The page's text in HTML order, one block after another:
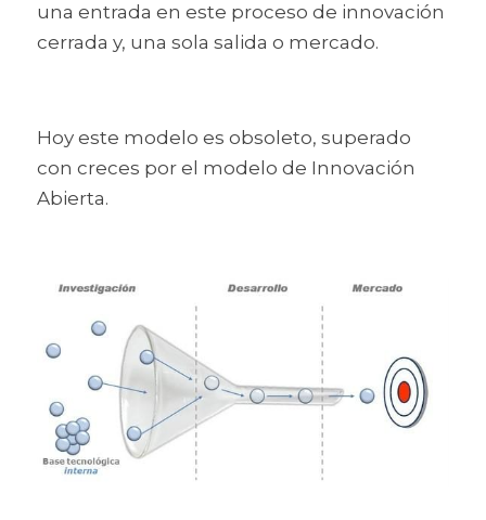
una entrada en este proceso de innovación
cerrada y, una sola salida o mercado.
Hoy este modelo es obsoleto, superado
con creces por el modelo de Innovación
Abierta.